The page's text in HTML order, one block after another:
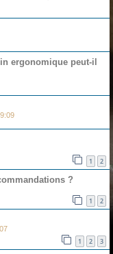
ergonomique peut-il
1 2
?
1 2
1 2 3